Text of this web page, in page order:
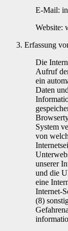
E-Mail:
Website:
Erfassung
Die
Aufruf
ein
Daten
System
von
unserer
und die
eine
Internet-
(8)